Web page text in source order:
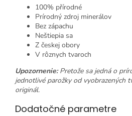
100% přírodné
Prírodný zdroj minerálov
Bez zápachu
Neštiepia sa
Z českej obory
V rôznych tvaroch
Upozornenie:Pretože sa jedná o
jednotlivé parožky od vyobrazených
originál.
Dodatočné parametre